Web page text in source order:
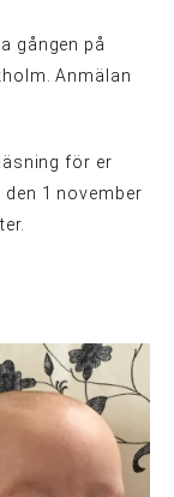
gången på
Anmälan
för er
1 november